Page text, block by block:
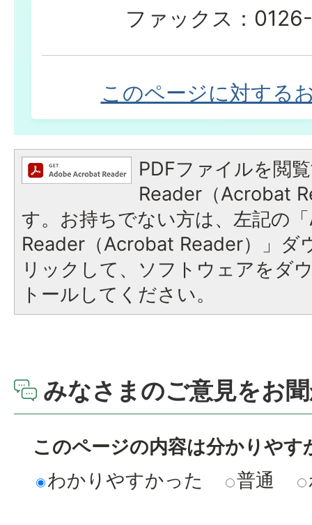
ファックス：
このページに対する
PDFファイルを閲
Reader（Acrobat
す。お持ちでない方は、左記の
Reader（Acrobat Reader）」ダ
リックして、ソフトウェアをダ
トールしてください。
みなさまのご意見をお
このページの内容は分かりやす
わかりやすかった
普通